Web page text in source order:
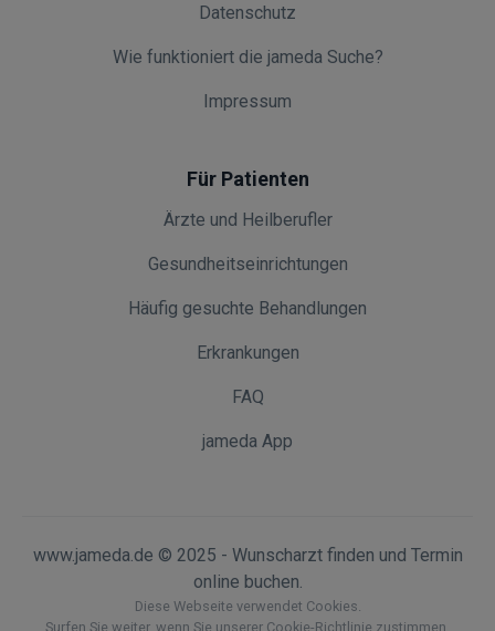
Datenschutz
Wie funktioniert die jameda Suche?
Impressum
Für Patienten
Ärzte und Heilberufler
Gesundheitseinrichtungen
Häufig gesuchte Behandlungen
Erkrankungen
FAQ
jameda App
www.jameda.de © 2025 - Wunscharzt finden und Termin
online buchen.
Diese Webseite verwendet Cookies.
Surfen Sie weiter, wenn Sie unserer Cookie-Richtlinie zustimmen.